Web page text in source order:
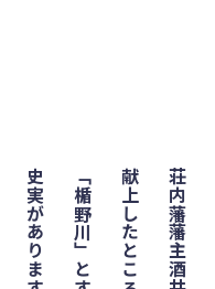
史実があります。